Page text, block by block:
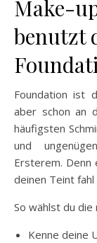
Make-
benutzt
Foundation ist
aber schon an
häufigsten
und
Ersterem. Denn
deinen Teint fahl
So wählst du die
Kenne deine